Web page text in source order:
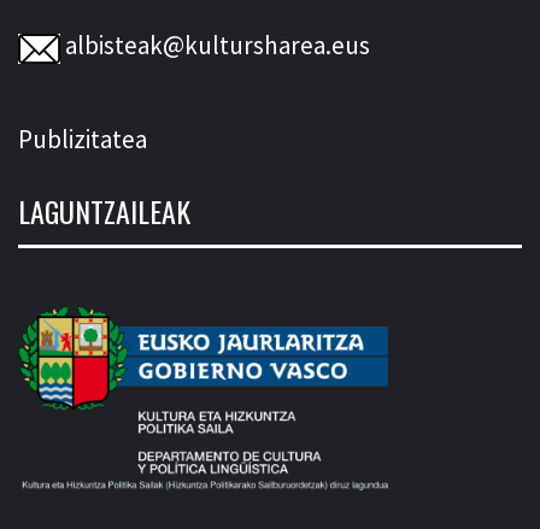
albisteak@kultursharea.eus
Publizitatea
LAGUNTZAILEAK